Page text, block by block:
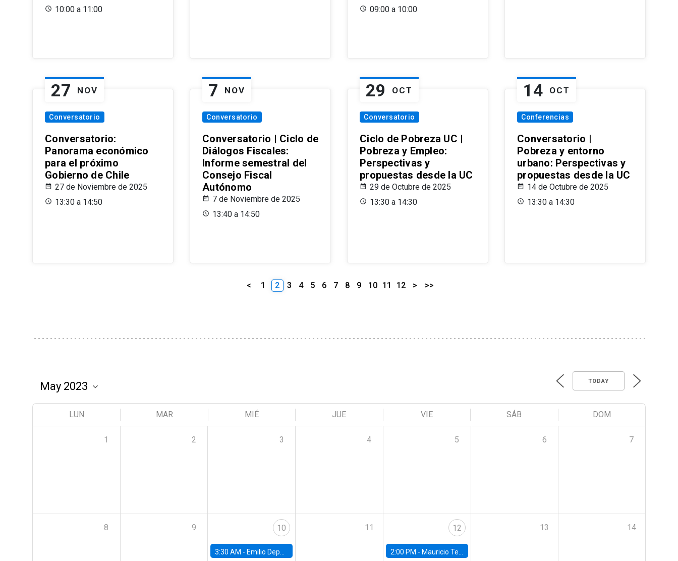
10:00 a 11:00
09:00 a 10:00
27 NOV
Conversatorio
Conversatorio:
Panorama económico
para el próximo
Gobierno de Chile
27 de Noviembre de 2025
13:30 a 14:50
7 NOV
Conversatorio
Conversatorio | Ciclo de
Diálogos Fiscales:
Informe semestral del
Consejo Fiscal
Autónomo
7 de Noviembre de 2025
13:40 a 14:50
29 OCT
Conversatorio
Ciclo de Pobreza UC |
Pobreza y Empleo:
Perspectivas y
propuestas desde la UC
29 de Octubre de 2025
13:30 a 14:30
14 OCT
Conferencias
Conversatorio |
Pobreza y entorno
urbano: Perspectivas y
propuestas desde la UC
14 de Octubre de 2025
13:30 a 14:30
< 1 2 3 4 5 6 7 8 9 10 11 12 > >>
TODAY
LUN MAR MIÉ JUE VIE SÁB DOM
1 2 3 4 5 6 7
8 9 10
3:30 AM - Emilio Depetris-Chauvín, Universidad Católica
11 12
2:00 PM - Mauricio Tejada, UDP
13 14